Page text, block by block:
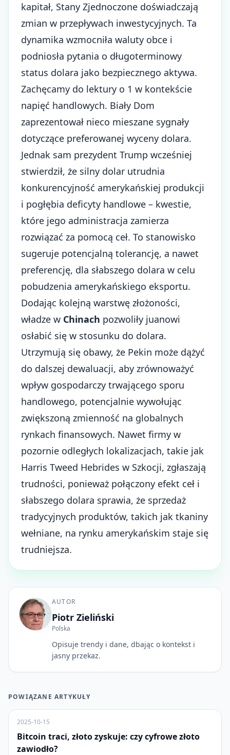
kapitał, Stany Zjednoczone doświadczają
zmian w przepływach inwestycyjnych. Ta
dynamika wzmocniła waluty obce i
podniosła pytania o długoterminowy
status dolara jako bezpiecznego aktywa.
Zachęcamy do lektury o 1 w kontekście
napięć handlowych. Biały Dom
zaprezentował nieco mieszane sygnały
dotyczące preferowanej wyceny dolara.
Jednak sam prezydent Trump wcześniej
stwierdził, że silny dolar utrudnia
konkurencyjność amerykańskiej produkcji
i pogłębia deficyty handlowe – kwestie,
które jego administracja zamierza
rozwiązać za pomocą ceł. To stanowisko
sugeruje potencjalną tolerancję, a nawet
preferencję, dla słabszego dolara w celu
pobudzenia amerykańskiego eksportu.
Dodając kolejną warstwę złożoności,
władze w Chinach pozwoliły juanowi
osłabić się w stosunku do dolara.
Utrzymują się obawy, że Pekin może dążyć
do dalszej dewaluacji, aby zrównoważyć
wpływ gospodarczy trwającego sporu
handlowego, potencjalnie wywołując
zwiększoną zmienność na globalnych
rynkach finansowych. Nawet firmy w
pozornie odległych lokalizacjach, takie jak
Harris Tweed Hebrides w Szkocji, zgłaszają
trudności, ponieważ połączony efekt ceł i
słabszego dolara sprawia, że sprzedaż
tradycyjnych produktów, takich jak tkaniny
wełniane, na rynku amerykańskim staje się
trudniejsza.
AUTOR
Piotr Zieliński
Polska
Opisuje trendy i dane, dbając o kontekst i
jasny przekaz.
POWIĄZANE ARTYKUŁY
2025-10-15
Bitcoin traci, złoto zyskuje: czy cyfrowe złoto
zawiodło?